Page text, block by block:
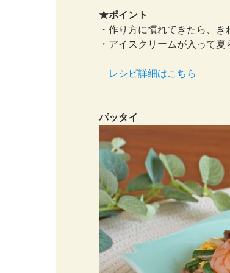
★ポイント
・作り方に慣れてきたら、
・アイスクリームが入って
レシピ詳細はこちら
パッタイ